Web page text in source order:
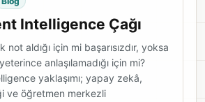
Intelligence Çağı
aldığı için mi başarısızdır, yoksa
anlaşılamadığı için mi?
yaklaşımı; yapay zekâ,
ve öğretmen merkezli